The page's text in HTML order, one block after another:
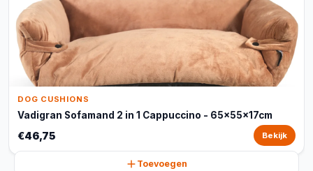
DOG CUSHIONS
Vadigran Sofamand 2 in 1 Cappuccino - 65x55x17cm
€46,75 Bekijk
Toevoegen